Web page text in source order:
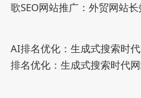
歌SEO网站推广：外贸网站
AI排名优化：生成式搜索时
排名优化：生成式搜索时代